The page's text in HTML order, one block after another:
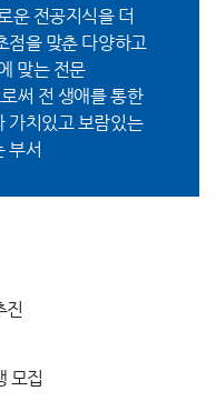
운 전공지식을 더
점을 맞춘 다양하고
맞는 전문
써 전 생애를 통한
가치있고 보람있는
부서
진
모집